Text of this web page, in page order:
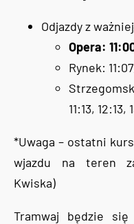
Odjazdy z
Opera:
Rynek:
11:13, 12:13,
*Uwaga – ostatni
wjazdu na teren
Kwiska)
Tramwaj będzie się